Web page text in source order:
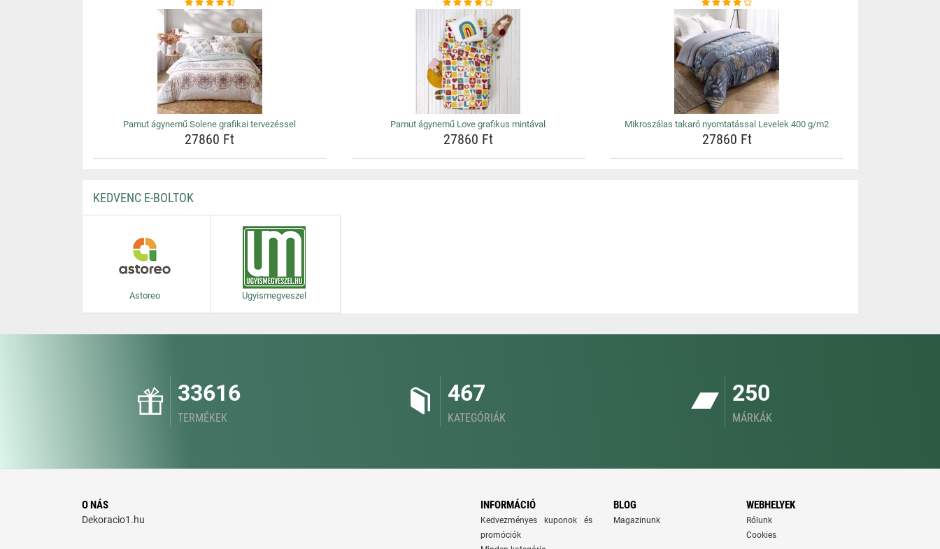
Pamut ágynemű Solene grafikai tervezéssel
27860 Ft
Pamut ágynemű Love grafikus mintával
27860 Ft
Mikroszálas takaró nyomtatással Levelek 400 g/m2
27860 Ft
KEDVENC E-BOLTOK
Astoreo Ugyismegveszel
33616
TERMÉKEK
467
KATEGÓRIÁK
250
MÁRKÁK
O NÁS
Dekoracio1.hu
INFORMÁCIÓ
Kedvezményes kuponok és
promóciók
BLOG
Magazinunk
WEBHELYEK
Rólunk
Cookies